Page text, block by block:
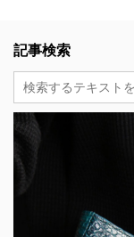
記事検索